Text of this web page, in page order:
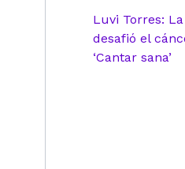
Luvi Torres:
desafió el
‘Cantar sana’